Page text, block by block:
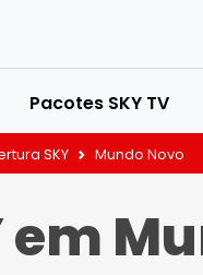
Pacotes SKY TV
SKY Mundo Novo
em